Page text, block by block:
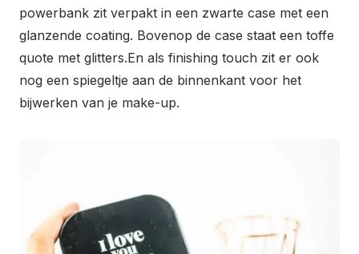
powerbank zit verpakt in een zwarte case met een
glanzende coating. Bovenop de case staat een toffe
quote met glitters.En als finishing touch zit er ook
nog een spiegeltje aan de binnenkant voor het
bijwerken van je make-up.